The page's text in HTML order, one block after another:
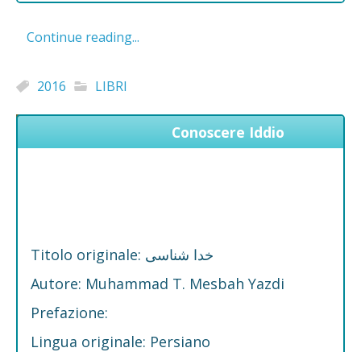
Continue reading...
2016 LIBRI
Conoscere Iddio
Titolo originale: خدا شناسی
Autore: Muhammad T. Mesbah Yazdi
Prefazione:
Lingua originale: Persiano